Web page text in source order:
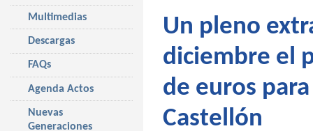
Un pleno
diciembre el
de euros
Castellón
Multimedias
Descargas
FAQs
Agenda Actos
Nuevas
Generaciones